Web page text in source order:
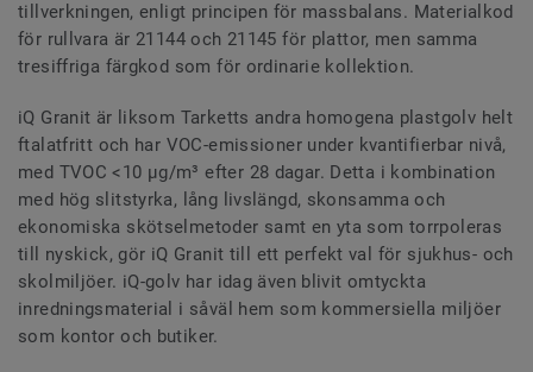
tillverkningen, enligt principen för massbalans. Materialkod
för rullvara är 21144 och 21145 för plattor, men samma
tresiffriga färgkod som för ordinarie kollektion.
iQ Granit är liksom Tarketts andra homogena plastgolv helt
ftalatfritt och har VOC-emissioner under kvantifierbar nivå,
med TVOC <10 µg/m³ efter 28 dagar. Detta i kombination
med hög slitstyrka, lång livslängd, skonsamma och
ekonomiska skötselmetoder samt en yta som torrpoleras
till nyskick, gör iQ Granit till ett perfekt val för sjukhus- och
skolmiljöer. iQ-golv har idag även blivit omtyckta
inredningsmaterial i såväl hem som kommersiella miljöer
som kontor och butiker.